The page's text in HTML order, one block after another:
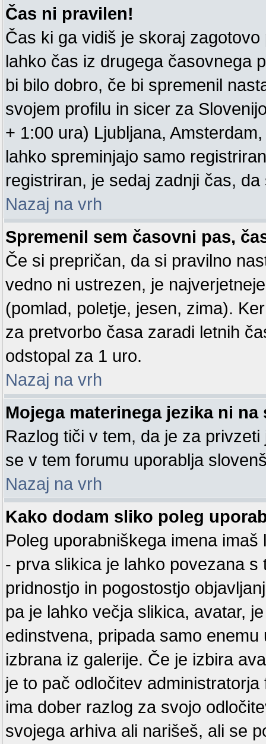
Čas ni pravilen!
Čas ki ga vidiš je skoraj
lahko čas iz drugega časovnega
bi bilo dobro, če bi spremenil
svojem profilu in sicer za
+ 1:00 ura) Ljubljana,
lahko spreminjajo samo
registriran, je sedaj zadnji čas,
Nazaj na vrh
Spremenil sem časovni pas,
Če si prepričan, da si pravilno
vedno ni ustrezen, je
(pomlad, poletje, jesen, zima).
za pretvorbo časa zaradi letnih
odstopal za 1 uro.
Nazaj na vrh
Mojega materinega jezika ni
Razlog tiči v tem, da je za
se v tem forumu uporablja
Nazaj na vrh
Kako dodam sliko poleg
Poleg uporabniškega imena
- prva slikica je lahko povezana s
pridnostjo in pogostostjo
pa je lahko večja slikica, avatar,
edinstvena, pripada samo
izbrana iz galerije. Če je izbira
je to pač odločitev
ima dober razlog za svojo
svojega arhiva ali narišeš, ali se